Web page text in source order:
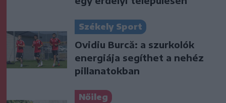
Székely Sport
Ovidiu Burcă: a szurkolók
energiája segíthet a nehéz
pillanatokban
Nőileg